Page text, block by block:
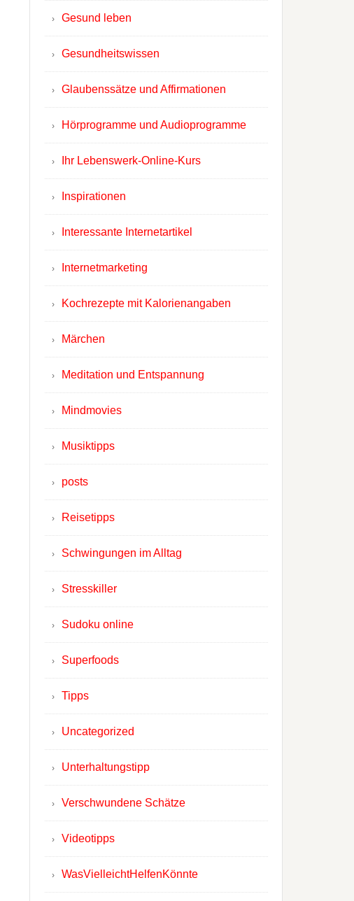
Gesund leben
Gesundheitswissen
Glaubenssätze und Affirmationen
Hörprogramme und Audioprogramme
Ihr Lebenswerk-Online-Kurs
Inspirationen
Interessante Internetartikel
Internetmarketing
Kochrezepte mit Kalorienangaben
Märchen
Meditation und Entspannung
Mindmovies
Musiktipps
posts
Reisetipps
Schwingungen im Alltag
Stresskiller
Sudoku online
Superfoods
Tipps
Uncategorized
Unterhaltungstipp
Verschwundene Schätze
Videotipps
WasVielleichtHelfenKönnte